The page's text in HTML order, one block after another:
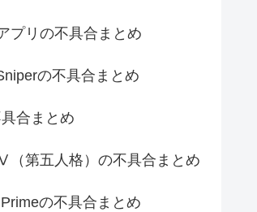
プリの不具合まとめ
の不具合まとめ
合まとめ
（第五人格）の不具合まとめ
の不具合まとめ